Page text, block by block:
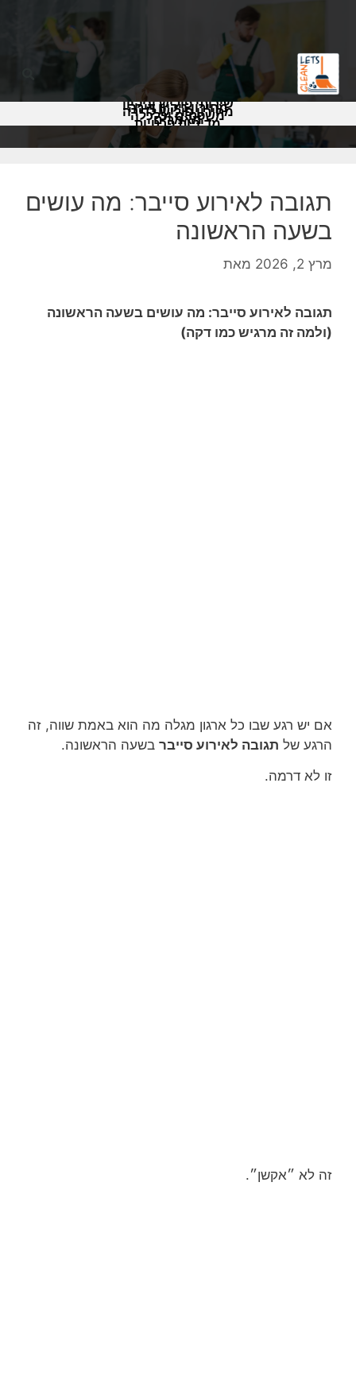
שירותי פוליש וניקיון
מחירון ניקיון דירה
מחירון פוליש לדירה
משפטים וכלכלה
מאמרים
מדיניות פרטיות
תגובה לאירוע סייבר: מה עושים
בשעה הראשונה
מרץ 2, 2026 מאת
תגובה לאירוע סייבר: מה עושים בשעה הראשונה
(ולמה זה מרגיש כמו דקה)
אם יש רגע שבו כל ארגון מגלה מה הוא באמת שווה, זה
הרגע של תגובה לאירוע סייבר בשעה הראשונה.
זו לא דרמה.
זה לא ״אקשן״.